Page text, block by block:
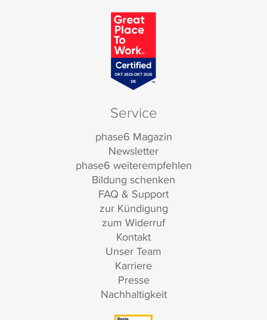
Service
phase6 Magazin
Newsletter
phase6 weiterempfehlen
Bildung schenken
FAQ & Support
zur Kündigung
zum Widerruf
Kontakt
Unser Team
Karriere
Presse
Nachhaltigkeit